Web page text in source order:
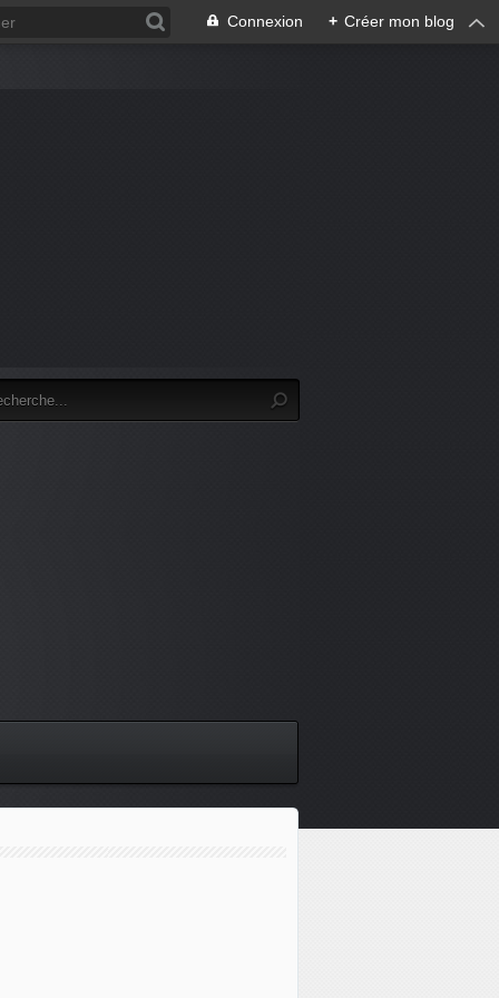
Connexion + Créer mon blog